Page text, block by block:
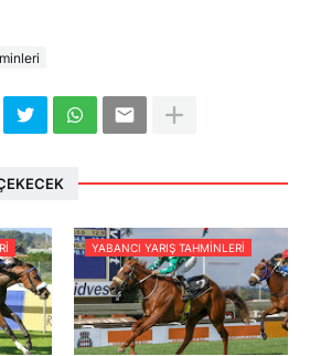
YABANCI YARIŞ TAHMINLERI